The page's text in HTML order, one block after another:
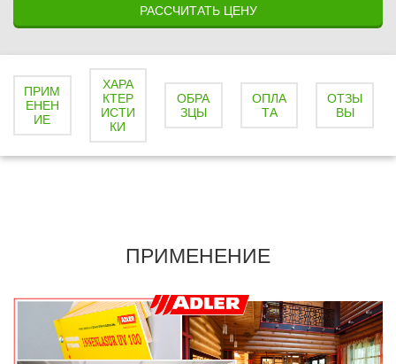
РАССЧИТАТЬ ЦЕНУ
ПРИМ
ЕНЕН
ИЕ
ХАРА
КТЕР
ИСТИ
КИ
ОБРА
ЗЦЫ
ОПЛА
ТА
ОТЗЫ
ВЫ
ПРИМЕНЕНИЕ